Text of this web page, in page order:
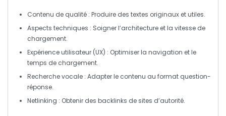
Contenu de qualité : Produire des textes originaux et utiles.
Aspects techniques : Soigner l’architecture et la vitesse de
chargement.
Expérience utilisateur (UX) : Optimiser la navigation et le
temps de chargement.
Recherche vocale : Adapter le contenu au format question-
réponse.
Netlinking : Obtenir des backlinks de sites d’autorité.